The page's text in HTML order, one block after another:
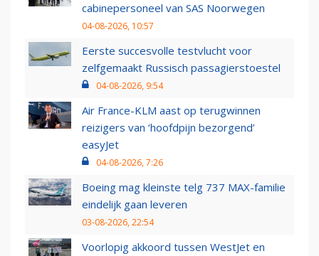
cabinepersoneel van SAS Noorwegen
04-08-2026, 10:57
Eerste succesvolle testvlucht voor
zelfgemaakt Russisch passagierstoestel
04-08-2026, 9:54
Air France-KLM aast op terugwinnen
reizigers van ‘hoofdpijn bezorgend’
easyJet
04-08-2026, 7:26
Boeing mag kleinste telg 737 MAX-familie
eindelijk gaan leveren
03-08-2026, 22:54
Voorlopig akkoord tussen WestJet en